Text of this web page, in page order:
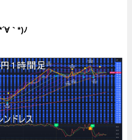
｀*)ﾉ